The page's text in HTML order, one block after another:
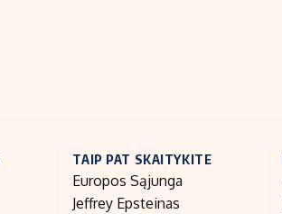
TAIP PAT SKAITYKITE
Europos Sąjunga
Jeffrey Epsteinas